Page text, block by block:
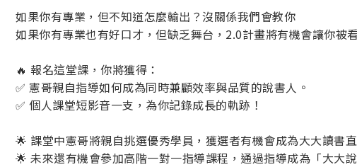
如果你有專業，但不知道怎麼輸出？沒關係我們會教你
如果你有專業也有好口才，但缺乏舞台，2.0計畫將有機會讓你被
🔥 報名這堂課，你將獲得：
✅ 憲哥親自指導如何成為同時兼顧效率與品質的說書人。
✅ 個人課堂短影音一支，為你記錄成長的軌跡！
🌟 課堂中憲哥將親自挑選優秀學員，獲選者有機會成為大大讀書
🌟 未來還有機會參加高階一對一指導課程，通過指導成為「大大